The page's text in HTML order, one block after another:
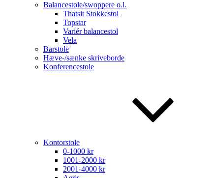
Balancestole/swoppere o.l.
Thatsit Stokkestol
Topstar
Variér balancestol
Vela
Barstole
Hæve-/sænke skriveborde
Konferencestole
Kontorstole
0-1000 kr
1001-2000 kr
2001-4000 kr